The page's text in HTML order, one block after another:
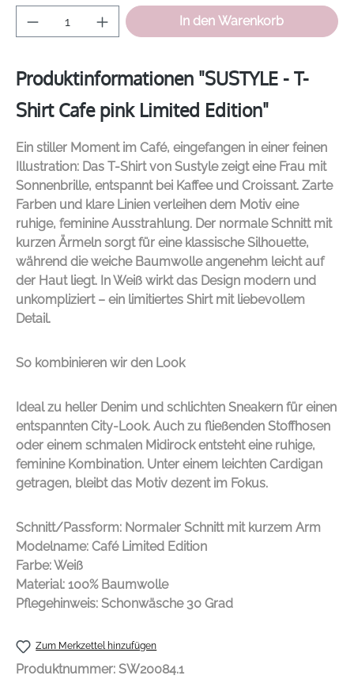
Produkt Anzahl: Gib den gewünschten
In den Warenkorb
Produktinformationen "SUSTYLE - T-
Shirt Cafe pink Limited Edition"
Ein stiller Moment im Café, eingefangen in einer feinen
Illustration: Das T-Shirt von Sustylezeigt eine Frau mit
Sonnenbrille, entspannt bei Kaffee und Croissant. Zarte
Farben und klare Linien verleihen dem Motiv eine
ruhige, feminine Ausstrahlung. Der normale Schnitt mit
kurzen Ärmeln sorgt für eine klassische Silhouette,
während die weiche Baumwolle angenehm leicht auf
der Haut liegt. In Weiß wirkt das Design modern und
unkompliziert – ein limitiertes Shirt mit liebevollem
Detail.
So kombinieren wir den Look
Ideal zu heller Denim und schlichten Sneakern für einen
entspannten City-Look. Auch zu fließenden Stoffhosen
oder einem schmalen Midirock entsteht eine ruhige,
feminine Kombination. Unter einem leichten Cardigan
getragen, bleibt das Motiv dezent im Fokus.
Schnitt/Passform: Normaler Schnitt mit kurzem Arm
Modelname: Café Limited Edition
Farbe: Weiß
Material: 100% Baumwolle
Pflegehinweis: Schonwäsche 30 Grad
Zum Merkzettel hinzufügen
Produktnummer: SW20084.1